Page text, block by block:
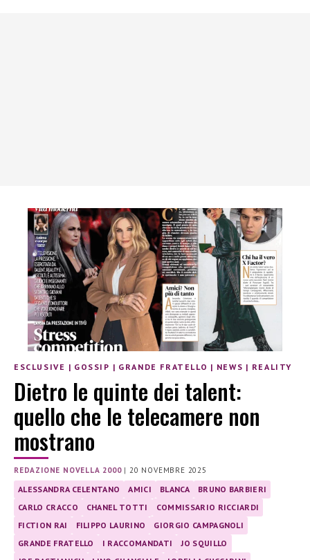
ESCLUSIVE | GOSSIP | GRANDE FRATELLO | NEWS | REALITY
Dietro le quinte dei talent:
quello che le telecamere non
mostrano
REDAZIONE NOVELLA 2000|20 NOVEMBRE 2025
ALESSANDRA CELENTANO AMICI BLANCA
BRUNO BARBIERI
CARLO CRACCO
CHANEL TOTTI
COMMISSARIO RICCIARDI
FICTION RAI
FILIPPO LAURINO
GIORGIO CAMPAGNOLI
GRANDE FRATELLO
I RACCOMANDATI
JO SQUILLO